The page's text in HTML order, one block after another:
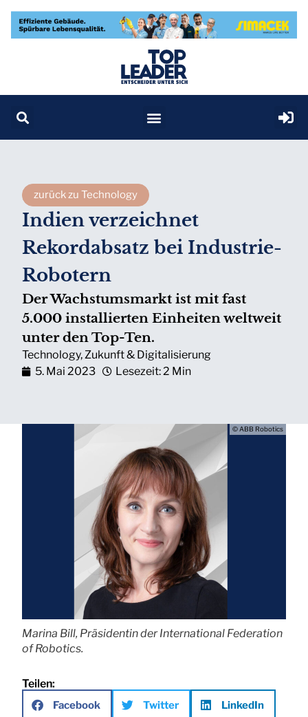
zurück zu Technology
Indien verzeichnet
Rekordabsatz bei Industrie-
Robotern
Der Wachstumsmarkt ist mit fast
5.000 installierten Einheiten weltweit
unter den Top-Ten.
Technology,Zukunft & Digitalisierung
5. Mai 2023
Lesezeit: 2 Min
© ABB Robotics
Marina Bill, Präsidentin der International Federation
of Robotics.
Teilen:
Facebook Twitter LinkedIn